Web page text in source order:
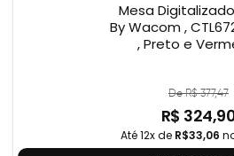
Mesa
By Wacom ,
, Preto e
De R$ 377,47
R$
Até 12x de R$33,06